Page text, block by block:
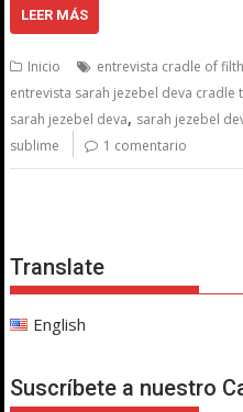
LEER MÁS
Inicio entrevista cradle of filth
entrevista sarah jezebel deva cradle
sarah jezebel deva, sarah jezebel
sublime
1 comentario
Translate
English
Suscríbete a nuestro